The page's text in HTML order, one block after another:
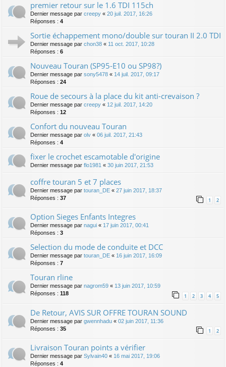
premier retour sur le 1.6 TDI 115ch
Dernier message par creepy « 20 juil. 2017, 16:26
Réponses : 4
Sortie échappement mono/double sur touran II 2.0 TDI
Dernier message par chon38 « 11 oct. 2017, 10:28
Réponses : 6
Nouveau Touran (SP95-E10 ou SP98?)
Dernier message par sony5478 « 14 juil. 2017, 09:17
Réponses : 24
Roue de secours à la place du kit anti-crevaison ?
Dernier message par creepy « 12 juil. 2017, 14:20
Réponses : 12
Confort du nouveau Touran
Dernier message par olv « 06 juil. 2017, 21:43
Réponses : 4
fixer le crochet escamotable d'origine
Dernier message par flo1981 « 30 juin 2017, 21:53
coffre touran 5 et 7 places
Dernier message par touran_DE « 27 juin 2017, 18:37
Réponses : 37 1 2
Option Sieges Enfants Integres
Dernier message par nagui « 17 juin 2017, 00:41
Réponses : 3
Selection du mode de conduite et DCC
Dernier message par touran_DE « 16 juin 2017, 16:09
Réponses : 7
Touran rline
Dernier message par nagrom59 « 13 juin 2017, 10:59
Réponses : 118 1 2 3 4 5
De Retour, AVIS SUR OFFRE TOURAN SOUND
Dernier message par gwennhadu « 02 juin 2017, 11:36
Réponses : 35 1 2
Livraison Touran points a vérifier
Dernier message par Sylvain40 « 16 mai 2017, 19:06
Réponses : 4